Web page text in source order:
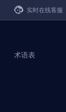
实时在线客服
术语表